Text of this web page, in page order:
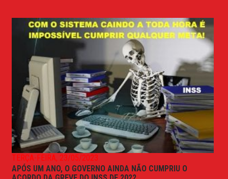
TERÇA-FEIRA, 23/05/2023
APÓS UM ANO, O GOVERNO AINDA NÃO CUMPRIU O